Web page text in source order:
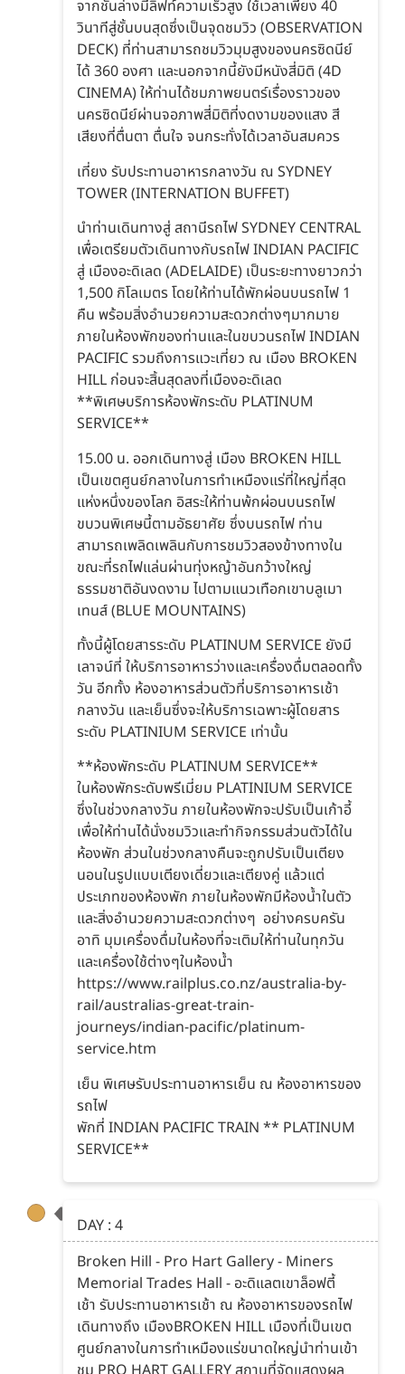
จากชั้นล่างมีลิฟท์ความเร็วสูง ใช้เวลาเพียง 40
วินาทีสู่ชั้นบนสุดซึ่งเป็นจุดชมวิว (OBSERVATION
DECK) ที่ท่านสามารถชมวิวมุมสูงของนครซิดนีย์
ได้ 360 องศา และนอกจากนี้ยังมีหนังสี่มิติ (4D
CINEMA) ให้ท่านได้ชมภาพยนตร์เรื่องราวของ
นครซิดนีย์ผ่านจอภาพสี่มิติที่งดงามของแสง สี
เสียงที่ตื่นตา ตื่นใจ จนกระทั่งได้เวลาอันสมควร
เที่ยง รับประทานอาหารกลางวัน ณ SYDNEY
TOWER (INTERNATION BUFFET)
นำท่านเดินทางสู่ สถานีรถไฟ SYDNEY CENTRAL
เพื่อเตรียมตัวเดินทางกับรถไฟ INDIAN PACIFIC
สู่ เมืองอะดิเลด (ADELAIDE) เป็นระยะทางยาวกว่า
1,500 กิโลเมตร โดยให้ท่านได้พักผ่อนบนรถไฟ 1
คืน พร้อมสิ่งอำนวยความสะดวกต่างๆมากมาย
ภายในห้องพักของท่านและในขบวนรถไฟ INDIAN
PACIFIC รวมถึงการแวะเที่ยว ณ เมือง BROKEN
HILL ก่อนจะสิ้นสุดลงที่เมืองอะดิเลด
**พิเศษบริการห้องพักระดับ PLATINUM
SERVICE**
15.00 น. ออกเดินทางสู่ เมือง BROKEN HILL
เป็นเขตศูนย์กลางในการทำเหมืองแร่ที่ใหญ่ที่สุด
แห่งหนึ่งของโลก อิสระให้ท่านพ้กผ่อนบนรถไฟ
ขบวนพิเศษนี้ตามอัธยาศัย ซึ่งบนรถไฟ ท่าน
สามารถเพลิดเพลินกับการชมวิวสองข้างทางใน
ขณะที่รถไฟแล่นผ่านทุ่งหญ้าอันกว้างใหญ่
ธรรมชาติอันงดงาม ไปตามแนวเทือกเขาบลูเมา
เทนส์ (BLUE MOUNTAINS)
ทั้งนี้ผู้โดยสารระดับ PLATINUM SERVICE ยังมี
เลาจน์ที่ ให้บริการอาหารว่างและเครื่องดื่มตลอดทั้ง
วัน อีกทั้ง ห้องอาหารส่วนตัวที่บริการอาหารเช้า
กลางวัน และเย็นซึ่งจะให้บริการเฉพาะผู้โดยสาร
ระดับ PLATINIUM SERVICE เท่านั้น
**ห้องพักระดับ PLATINUM SERVICE**
ในห้องพักระดับพรีเมี่ยม PLATINIUM SERVICE
ซึ่งในช่วงกลางวัน ภายในห้องพักจะปรับเป็นเก้าอี้
เพื่อให้ท่านได้นั่งชมวิวและทำกิจกรรมส่วนตัวได้ใน
ห้องพัก ส่วนในช่วงกลางคืนจะถูกปรับเป็นเตียง
นอนในรูปแบบเตียงเดี่ยวและเตียงคู่ แล้วแต่
ประเภทของห้องพัก ภายในห้องพักมีห้องน้ำในตัว
และสิ่งอำนวยความสะดวกต่างๆ อย่างครบครัน
อาทิ มุมเครื่องดื่มในห้องที่จะเติมให้ท่านในทุกวัน
และเครื่องใช้ต่างๆในห้องน้ำ
https://www.railplus.co.nz/australia-by-
rail/australias-great-train-
journeys/indian-pacific/platinum-
service.htm
เย็น พิเศษรับประทานอาหารเย็น ณ ห้องอาหารของ
รถไฟ
พักที่ INDIAN PACIFIC TRAIN ** PLATINUM
SERVICE**
DAY : 4
Broken Hill - Pro Hart Gallery - Miners
Memorial Trades Hall - อะดิแลตเขาล็อฟตี้
เช้า รับประทานอาหารเช้า ณ ห้องอาหารของรถไฟ
เดินทางถึง เมืองBROKEN HILL เมืองที่เป็นเขต
ศูนย์กลางในการทำเหมืองแร่ขนาดใหญ่นำท่านเข้า